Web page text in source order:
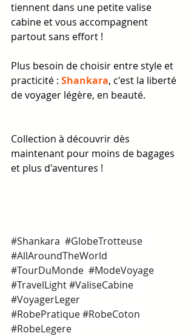
tiennent dans une petite valise
cabine et vous accompagnent
partout sans effort !
Plus besoin de choisir entre style et
practicité : Shankara, c'est la liberté
de voyager légère, en beauté.
Collection à découvrir dès
maintenant pour moins de bagages
et plus d'aventures !
#Shankara #GlobeTrotteuse
#AllAroundTheWorld
#TourDuMonde #ModeVoyage
#TravelLight#ValiseCabine
#VoyagerLeger
#RobePratique#RobeCoton
#RobeLegere